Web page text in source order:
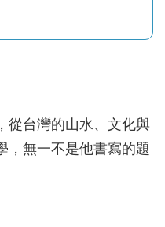
台灣的山水、文化與
，無一不是他書寫的題